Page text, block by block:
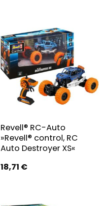
Revell® RC-Auto
»Revell® control, RC
Auto Destroyer XS«
18,71 €